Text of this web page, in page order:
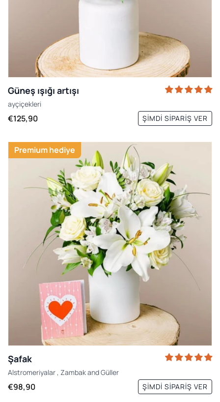
Güneş ışığı artışı
ayçiçekleri
€125,90 ŞIMDI SIPARIŞ VER
Premium hediye
Şafak
Alstromeriyalar, ZambakandGüller
€98,90 ŞIMDI SIPARIŞ VER